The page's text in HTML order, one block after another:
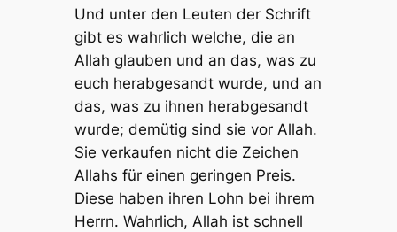
Und unter den Leuten der Schrift
gibt es wahrlich welche, die an
Allah glauben und an das, was zu
euch herabgesandt wurde, und an
das, was zu ihnen herabgesandt
wurde; demütig sind sie vor Allah.
Sie verkaufen nicht die Zeichen
Allahs für einen geringen Preis.
Diese haben ihren Lohn bei ihrem
Herrn. Wahrlich, Allah ist schnell